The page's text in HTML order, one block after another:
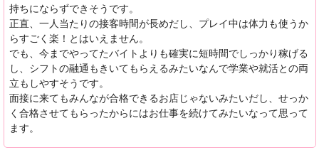
持ちにならずできそうです。
正直、一人当たりの接客時間が長めだし、プレイ中は体力も使うか
らすごく楽！とはいえません。
でも、今までやってたバイトよりも確実に短時間でしっかり稼げる
し、シフトの融通もきいてもらえるみたいなんで学業や就活との両
立もしやすそうです。
面接に来てもみんなが合格できるお店じゃないみたいだし、せっか
く合格させてもらったからにはお仕事を続けてみたいなって思って
ます。